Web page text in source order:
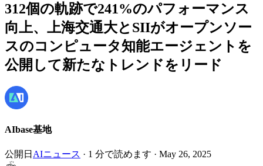
312個の軌跡で241%のパフォーマンス
向上、上海交通大とSIIがオープンソー
スのコンピュータ知能エージェントを
公開して新たなトレンドをリード
AIbase基地
公開日 AIニュース · 1 分で読めます · May 26, 2025